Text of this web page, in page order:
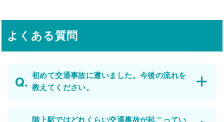
よくある質問
初めて交通事故に遭いました。今後の流れを
教えてください。
階上駅ではどれくらい交通事故が起こってい